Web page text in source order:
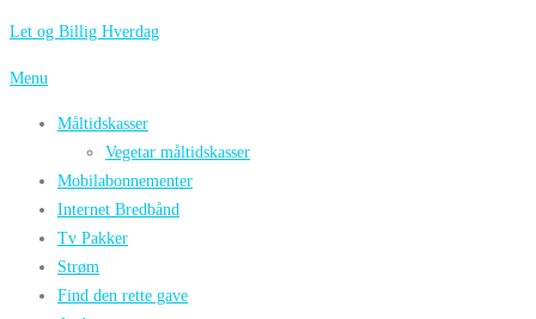
Spring
indhold
Let og Billig Hverdag
Menu
Måltidskasser
Vegetar måltidskasser
Mobilabonnementer
Internet Bredbånd
Tv Pakker
Strøm
Find den rette gave